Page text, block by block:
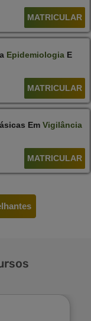
MATRICULAR
EpidemiologiaE
MATRICULAR
Em Vigilância
MATRICULAR